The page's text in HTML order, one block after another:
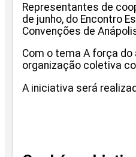
Representantes de
de junho, do Encontro
Convenções de
Com o tema A força
organização coletiva
A iniciativa será